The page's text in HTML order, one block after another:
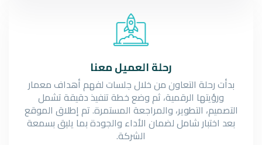
رحلة العميل معنا
بدأت رحلة التعاون من خلال جلسات لفهم أهداف معمار
ورؤيتها الرقمية، ثم وضع خطة تنفيذ دقيقة تشمل
التصميم، التطوير، والمراجعة المستمرة. تم إطلاق الموقع
بعد اختبار شامل لضمان الأداء والجودة بما يليق بسمعة
الشركة.